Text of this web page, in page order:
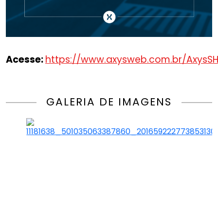
Acesse:https://www.axysweb.com.br/
GALERIA DE IMAGENS